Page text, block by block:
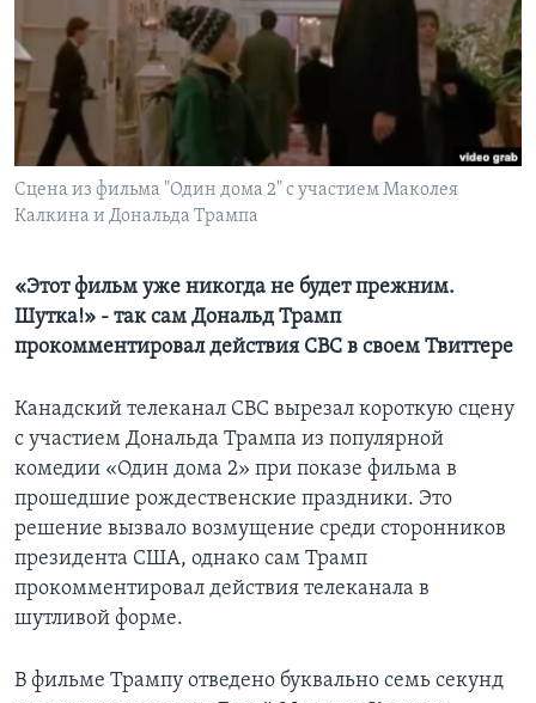
Learning English
СОЦИАЛЬНЫЕ СЕТИ
Языки
Сцена из фильма "Один дома 2" с участием Маколея
Калкина и Дональда Трампа
«Этот фильм уже никогда не будет прежним.
Шутка!» - так сам Дональд Трамп
прокомментировал действия CBC в своем Твиттере
Канадский телеканал CBC вырезал короткую сцену
с участием Дональда Трампа из популярной
комедии «Один дома 2» при показе фильма в
прошедшие рождественские праздники. Это
решение вызвало возмущение среди сторонников
президента США, однако сам Трамп
прокомментировал действия телеканала в
шутливой форме.
В фильме Трампу отведено буквально семь секунд